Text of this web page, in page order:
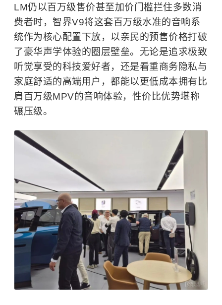
LM仍以百万级售价甚至加价门槛拦住多数消
费者时，智界V9将这套百万级水准的音响系
统作为核心配置下放，以亲民的预售价格打破
了豪华声学体验的圈层壁垒。无论是追求极致
听觉享受的科技爱好者，还是看重商务隐私与
家庭舒适的高端用户，都能以更低成本拥有比
肩百万级MPV的音响体验，性价比优势堪称
碾压级。